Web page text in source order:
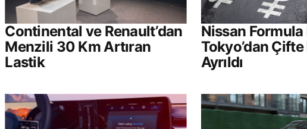
Continental ve Renault’dan
Menzili 30 Km Artıran
Lastik
Nissan Formula
Tokyo’dan
Ayrıldı